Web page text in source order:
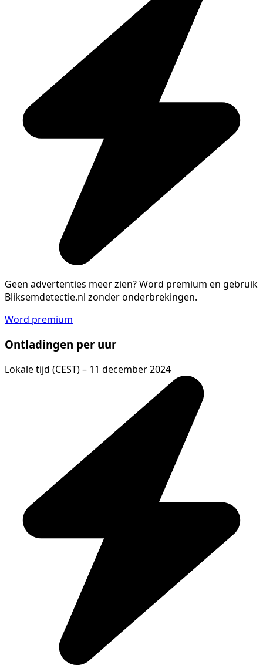
Geen advertenties meer zien?Word premium en gebruik
Bliksemdetectie.nl zonder onderbrekingen.
Word premium
Ontladingen per uur
Lokale tijd (CEST) – 11 december 2024